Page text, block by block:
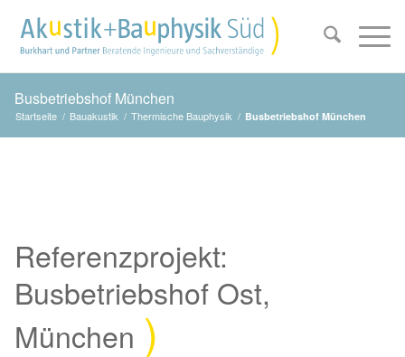
Busbetriebshof München
Startseite / Bauakustik / Thermische Bauphysik / Busbetriebshof München
Referenzprojekt:
Busbetriebshof Ost,
München